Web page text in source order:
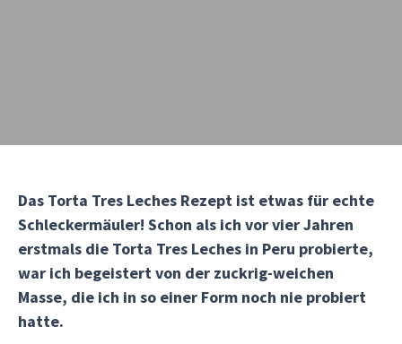
Das Torta Tres Leches Rezept ist etwas für echte
Schleckermäuler! Schon als ich vor vier Jahren
erstmals die Torta Tres Leches in Peru probierte,
war ich begeistert von der zuckrig-weichen
Masse, die ich in so einer Form noch nie probiert
hatte.